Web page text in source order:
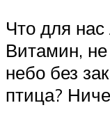
Что для
Витамин, не
небо без
птица?